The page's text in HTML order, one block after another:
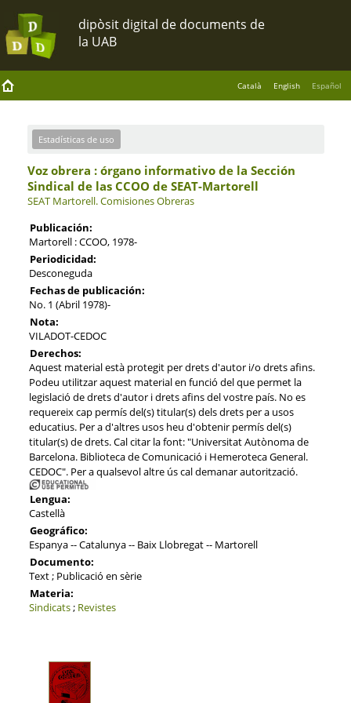
Català English Español
Estadísticas de uso
Voz obrera : órgano informativo de la Sección
Sindical de las CCOO de SEAT-Martorell
SEAT Martorell.Comisiones Obreras
Publicación:
Martorell : CCOO, 1978-
Periodicidad:
Desconeguda
Fechas de publicación:
No. 1 (Abril 1978)-
Nota:
VILADOT-CEDOC
Derechos:
Aquest material està protegit per drets d'autor i/o drets afins.
Podeu utilitzar aquest material en funció del que permet la
legislació de drets d'autor i drets afins del vostre país. No es
requereix cap permís del(s) titular(s) dels drets per a usos
educatius. Per a d'altres usos heu d'obtenir permís del(s)
titular(s) de drets. Cal citar la font: "Universitat Autònoma de
Barcelona. Biblioteca de Comunicació i Hemeroteca General.
CEDOC". Per a qualsevol altre ús cal demanar autorització.
Lengua:
Castellà
Geográfico:
Espanya -- Catalunya -- Baix Llobregat -- Martorell
Documento:
Text ; Publicació en sèrie
Materia:
Sindicats; Revistes